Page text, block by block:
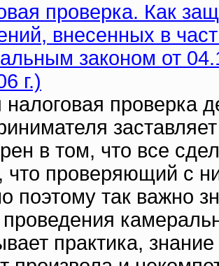
проверка. Как
внесенных в
законом от
г.)
проверка
в том, что все
что проверяющий с
поэтому так важно
практика,